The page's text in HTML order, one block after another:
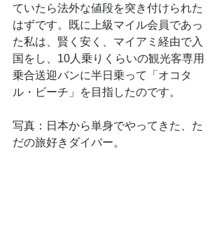
ていたら法外な値段を突き付けられた
はずです。既に上級マイル会員であっ
た私は、賢く安く、マイアミ経由で入
国をし、10人乗りくらいの観光客専用
乗合送迎バンに半日乗って「オコタ
ル・ビーチ」を目指したのです。
写真：日本から単身でやってきた、た
だの旅好きダイバー。